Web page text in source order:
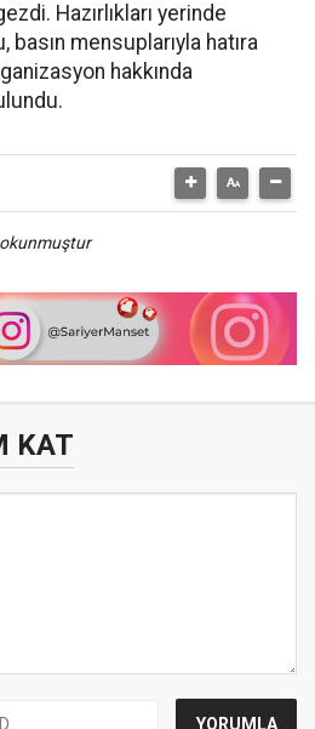
Hazırlıkları yerinde
mensuplarıyla hatıra
hakkında
KAT